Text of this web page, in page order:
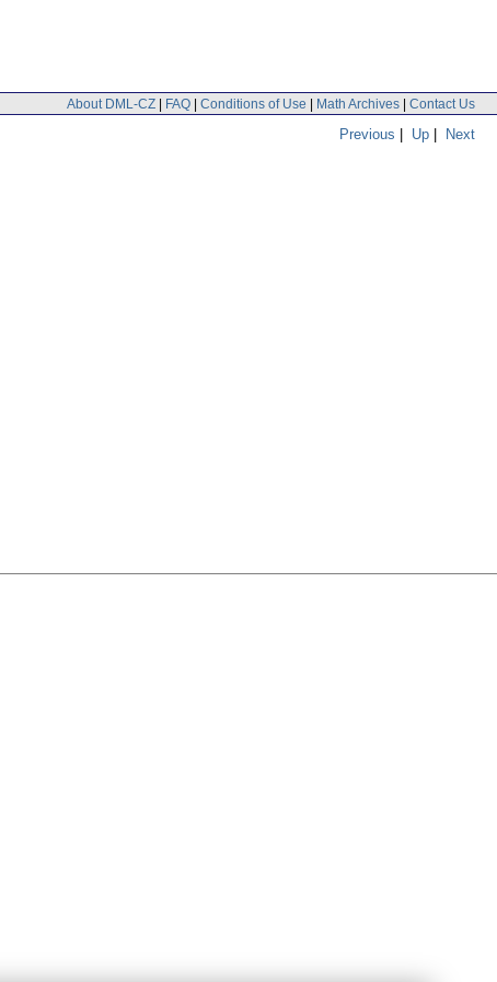
About DML-CZ | FAQ | Conditions of Use | Math Archives | Contact Us
Previous | Up | Next